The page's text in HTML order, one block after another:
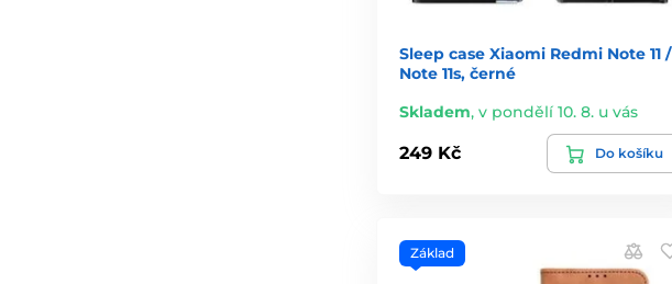
Sleep case Xiaomi Redmi Note 11 /
Note 11s, černé
Skladem, v pondělí 10. 8. u vás
249 Kč Do košíku
Základ